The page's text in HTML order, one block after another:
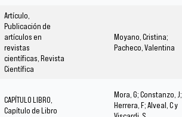
Artículo,
Publicación de
artículos en
revistas
científicas, Revista
Científica
Moyano, Cristina;
Pacheco, Valentina
CAPÍTULO LIBRO,
Capítulo de Libro
Mora, G; Constanzo, J;
Herrera, F; Alveal, C y